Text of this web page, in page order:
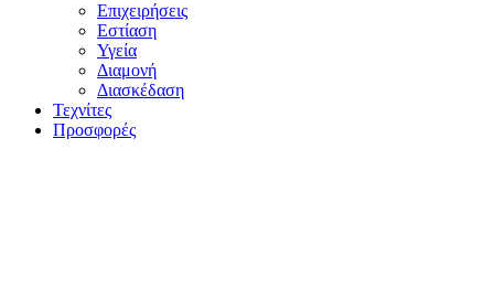
Επιχειρήσεις
Εστίαση
Υγεία
Διαμονή
Διασκέδαση
Τεχνίτες
Προσφορές